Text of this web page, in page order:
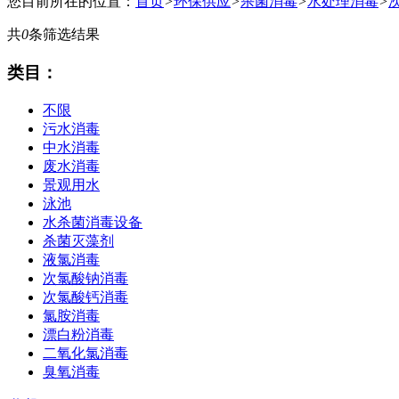
共0条筛选结果
类目：
不限
污水消毒
中水消毒
废水消毒
景观用水
泳池
水杀菌消毒设备
杀菌灭藻剂
液氯消毒
次氯酸钠消毒
次氯酸钙消毒
氯胺消毒
漂白粉消毒
二氧化氯消毒
臭氧消毒